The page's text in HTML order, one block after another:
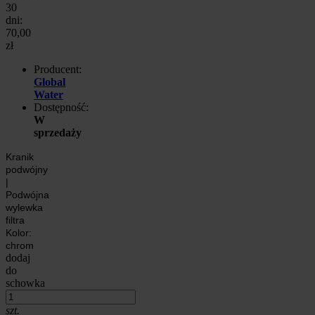
30
dni:
70,00
zł
Producent:
Global
Water
Dostępność:
W
sprzedaży
Kranik
podwójny
|
Podwójna
wylewka
filtra
Kolor:
chrom
dodaj
do
schowka
szt.